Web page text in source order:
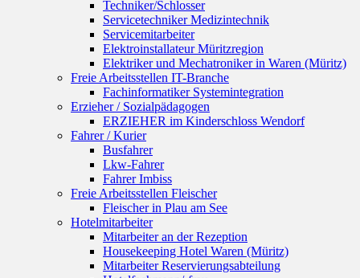
Techniker/Schlosser
Servicetechniker Medizintechnik
Servicemitarbeiter
Elektroinstallateur Müritzregion
Elektriker und Mechatroniker in Waren (Müritz)
Freie Arbeitsstellen IT-Branche
Fachinformatiker Systemintegration
Erzieher / Sozialpädagogen
ERZIEHER im Kinderschloss Wendorf
Fahrer / Kurier
Busfahrer
Lkw-Fahrer
Fahrer Imbiss
Freie Arbeitsstellen Fleischer
Fleischer in Plau am See
Hotelmitarbeiter
Mitarbeiter an der Rezeption
Housekeeping Hotel Waren (Müritz)
Mitarbeiter Reservierungsabteilung